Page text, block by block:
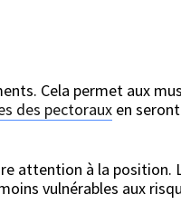
Cela permet aux
des pectoraux en
attention à la position.
vulnérables aux